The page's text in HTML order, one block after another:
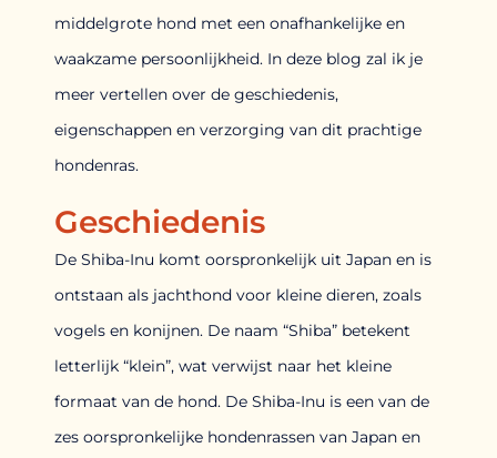
middelgrote hond met een onafhankelijke en
waakzame persoonlijkheid. In deze blog zal ik je
meer vertellen over de geschiedenis,
eigenschappen en verzorging van dit prachtige
hondenras.
Geschiedenis
De Shiba-Inu komt oorspronkelijk uit Japan en is
ontstaan als jachthond voor kleine dieren, zoals
vogels en konijnen. De naam “Shiba” betekent
letterlijk “klein”, wat verwijst naar het kleine
formaat van de hond. De Shiba-Inu is een van de
zes oorspronkelijke hondenrassen van Japan en